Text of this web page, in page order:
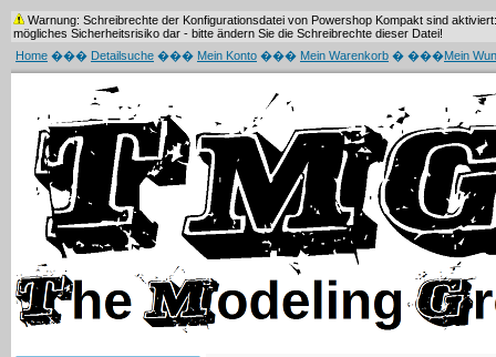
Warnung: Schreibrechte der Konfigurationsdatei von Powershop Kompakt sind
mögliches Sicherheitsrisiko dar - bitte ändern Sie die Schreibrechte dieser Datei!
Home ��� Detailsuche ��� Mein Konto ��� Mein Warenkorb � ���Mein